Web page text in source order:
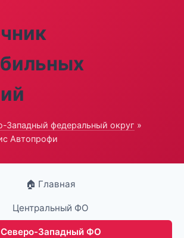
Западный федеральный округ »
Автопрофи
🏠 Главная
Центральный ФО
Северо-Западный ФО